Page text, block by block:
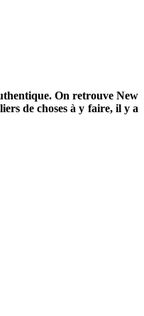
On retrouve New
de choses à y faire, il y a